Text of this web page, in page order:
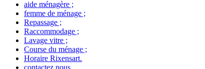
aide ménagère ;
femme de ménage ;
Repassage ;
Raccommodage ;
Lavage vitre ;
Course du ménage ;
Horaire Rixensart.
contactez nous.